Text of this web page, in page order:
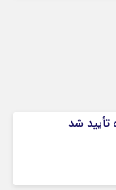
تأیید شد